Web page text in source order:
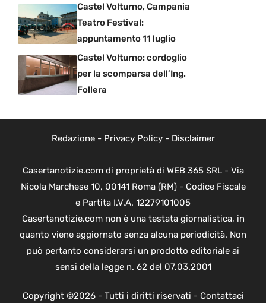
Castel Volturno, Campania
Teatro Festival:
appuntamento 11 luglio
Castel Volturno: cordoglio
per la scomparsa dell’Ing.
Follera
Redazione- Privacy Policy- Disclaimer
Casertanotizie.com di proprietà di WEB 365 SRL - Via
Nicola Marchese 10, 00141 Roma (RM) - Codice Fiscale
e Partita I.V.A. 12279101005
Casertanotizie.com non è una testata giornalistica, in
quanto viene aggiornato senza alcuna periodicità. Non
può pertanto considerarsi un prodotto editoriale ai
sensi della legge n. 62 del 07.03.2001
Copyright ©2026 - Tutti i diritti riservati - Contattaci